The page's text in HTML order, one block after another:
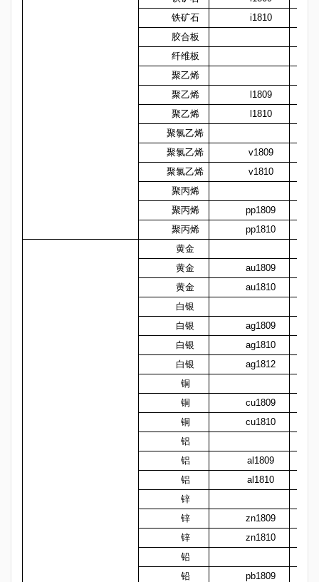
铁矿石
i1810
胶合板
纤维板
聚乙烯
聚乙烯
l1809
聚乙烯
l1810
聚氯乙烯
聚氯乙烯
v1809
聚氯乙烯
v1810
聚丙烯
聚丙烯
pp1809
聚丙烯
pp1810
黄金
黄金
au1809
黄金
au1810
白银
白银
ag1809
白银
ag1810
白银
ag1812
铜
铜
cu1809
铜
cu1810
铝
铝
al1809
铝
al1810
锌
锌
zn1809
锌
zn1810
铅
铅
pb1809